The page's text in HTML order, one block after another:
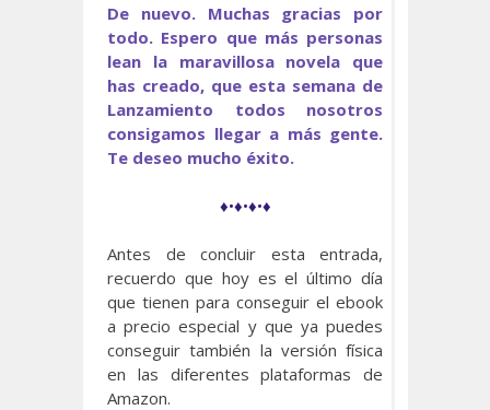
De nuevo. Muchas gracias por
todo. Espero que más personas
lean la maravillosa novela que
has creado, que esta semana de
Lanzamiento todos nosotros
consigamos llegar a más gente.
Te deseo mucho éxito.
♦•♦•♦•♦
Antes de concluir esta entrada,
recuerdo que hoy es el último día
que tienen para conseguir el ebook
a precio especial y que ya puedes
conseguir también la versión física
en las diferentes plataformas de
Amazon.